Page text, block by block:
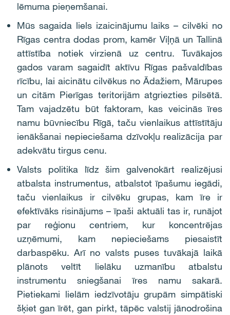
lēmuma pieņemšanai.
Mūs sagaida liels izaicinājumu laiks – cilvēki no
Rīgas centra dodas prom, kamēr Viļņā un Tallinā
attīstība notiek virzienā uz centru. Tuvākajos
gados varam sagaidīt aktīvu Rīgas pašvaldības
rīcību, lai aicinātu cilvēkus no Ādažiem, Mārupes
un citām Pierīgas teritorijām atgriezties pilsētā.
Tam vajadzētu būt faktoram, kas veicinās īres
namu būvniecību Rīgā, taču vienlaikus attīstītāju
ienākšanai nepieciešama dzīvokļu realizācija par
adekvātu tirgus cenu.
Valsts politika līdz šim galvenokārt realizējusi
atbalsta instrumentus, atbalstot īpašumu iegādi,
taču vienlaikus ir cilvēku grupas, kam īre ir
efektīvāks risinājums – īpaši aktuāli tas ir, runājot
par reģionu centriem, kur koncentrējas
uzņēmumi, kam nepieciešams piesaistīt
darbaspēku. Arī no valsts puses tuvākajā laikā
plānots veltīt lielāku uzmanību atbalstu
instrumentu sniegšanai īres namu sakarā.
Pietiekami lielām iedzīvotāju grupām simpātiski
šķiet gan īrēt, gan pirkt, tāpēc valstij jānodrošina